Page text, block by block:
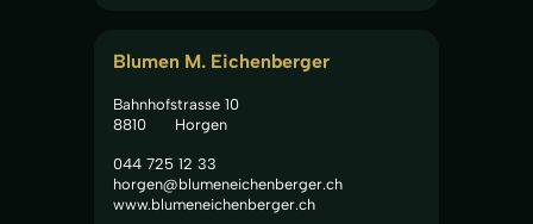
Blumen M. Eichenberger
Bahnhofstrasse 10
8810
Horgen
044 725 12 33
horgen@blumeneichenberger.ch
www.blumeneichenberger.ch